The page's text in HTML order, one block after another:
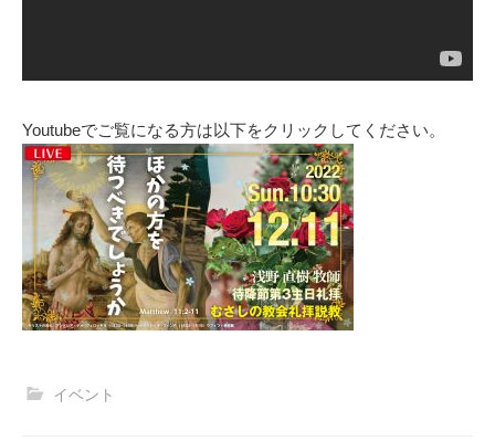
Youtubeでご覧になる方は以下をクリックしてください。
イベント